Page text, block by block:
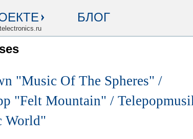
БЛОГ
"Music Of The Spheres" /
"Felt Mountain" /
World"